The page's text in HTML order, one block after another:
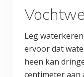
Leg
ervoor dat
heen kan
centimeter aan